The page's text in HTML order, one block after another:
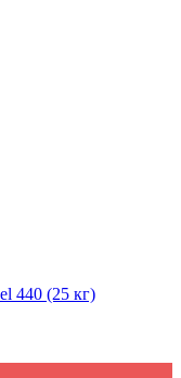
440 (25 кг)